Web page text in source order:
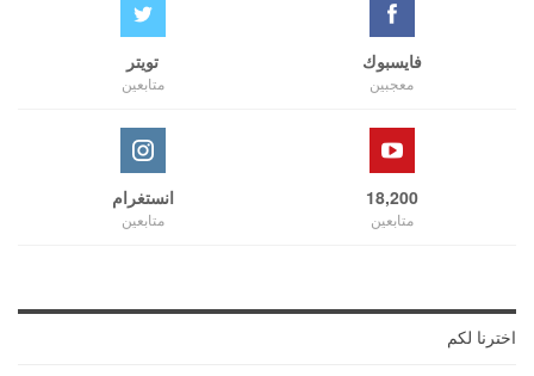
فايسبوك
معجبين
تويتر
متابعين
18,200
متابعين
انستغرام
متابعين
اخترنا لكم